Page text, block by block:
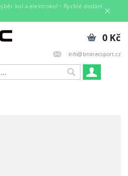
kol a elektrokol • Rychlé dodání
info@bronecsport.cz
0 Kč